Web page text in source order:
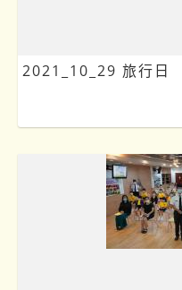
2021_10_29 旅行日